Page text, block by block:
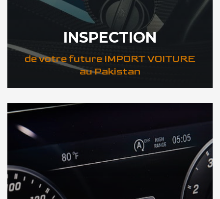
INSPECTION
de votre future IMPORT VOITURE
au Pakistan
DÉCOUVREZ VOTRE INSPECTION AUTO au Pakistan